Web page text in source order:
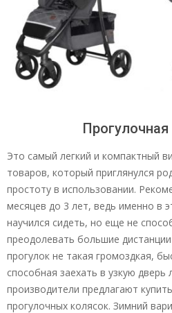
Это самый легкий и компактный
товаров, который приглянулся
простоту в использовании.
месяцев до 3 лет, ведь именно в
научился сидеть, но еще не
преодолевать большие
прогулок не такая громоздкая,
способная заехать в узкую
производители предлагают
прогулочных колясок. Зимний